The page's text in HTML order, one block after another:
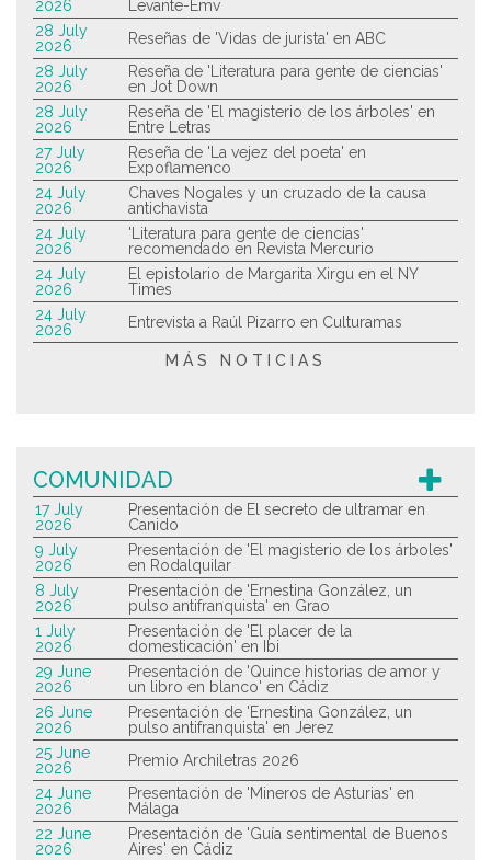
2026
Levante-Emv
28 July
2026
Reseñas de 'Vidas de jurista' en ABC
28 July
2026
Reseña de 'Literatura para gente de ciencias'
en Jot Down
28 July
2026
Reseña de 'El magisterio de los árboles' en
Entre Letras
27 July
2026
Reseña de 'La vejez del poeta' en
Expoflamenco
24 July
2026
Chaves Nogales y un cruzado de la causa
antichavista
24 July
2026
'Literatura para gente de ciencias'
recomendado en Revista Mercurio
24 July
2026
El epistolario de Margarita Xirgu en el NY
Times
24 July
2026
Entrevista a Raúl Pizarro en Culturamas
MÁS NOTICIAS
COMUNIDAD
17 July
2026
Presentación de El secreto de ultramar en
Canido
9 July
2026
Presentación de 'El magisterio de los árboles'
en Rodalquilar
8 July
2026
Presentación de 'Ernestina González, un
pulso antifranquista' en Grao
1 July
2026
Presentación de 'El placer de la
domesticación' en Ibi
29 June
2026
Presentación de 'Quince historias de amor y
un libro en blanco' en Cádiz
26 June
2026
Presentación de 'Ernestina González, un
pulso antifranquista' en Jerez
25 June
2026
Premio Archiletras 2026
24 June
2026
Presentación de 'Mineros de Asturias' en
Málaga
22 June
2026
Presentación de 'Guía sentimental de Buenos
Aires' en Cádiz